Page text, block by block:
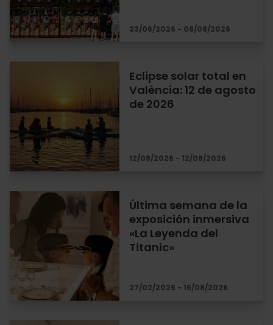
23/06/2026 - 08/08/2026
Eclipse solar total en
València: 12 de agosto
de 2026
12/08/2026 - 12/08/2026
Última semana de la
exposición inmersiva
«La Leyenda del
Titanic»
27/02/2026 - 16/08/2026